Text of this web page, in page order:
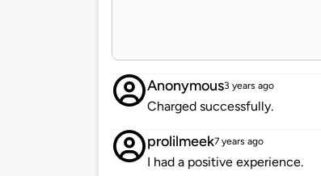
Anonymous3 years ago
Charged successfully.
prolilmeek7 years ago
I had a positive experience.